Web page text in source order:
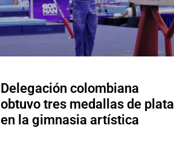
Delegación colombiana
obtuvo tres medallas de plata
en la gimnasia artística